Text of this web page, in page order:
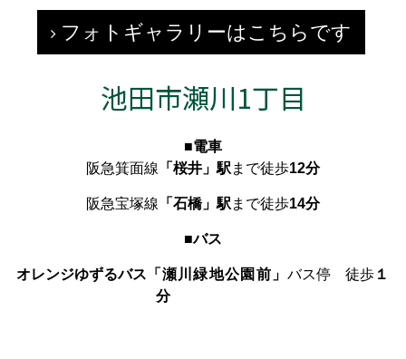
フォトギャラリーはこちらです
池田市瀬川1丁目
■電車
阪急箕面線 「桜井」駅 まで徒歩12分
阪急宝塚線 「石橋」駅 まで徒歩14分
■バス
オレンジゆずるバス 「瀬川緑地公園前」バス停 徒歩 １
分